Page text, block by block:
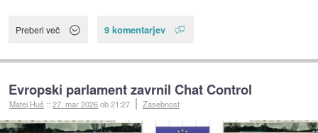
Preberi več 9 komentarjev
Evropski parlament zavrnil Chat Control
Matej Huš ::27. mar 2026ob 21:27 Zasebnost